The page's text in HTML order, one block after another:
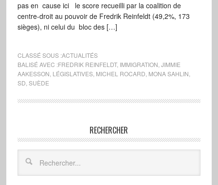
pas en cause ici le score recueilli par la coalition de
centre-droit au pouvoir de Fredrik Reinfeldt (49,2%, 173
sièges), ni celui du bloc des […]
CLASSÉ SOUS :ACTUALITÉS
BALISÉ AVEC :FREDRIK REINFELDT, IMMIGRATION JIMMIE
AAKESSON LÉGISLATIVES, MICHEL ROCARD MONA SAHLIN
SD SUÈDE
RECHERCHER